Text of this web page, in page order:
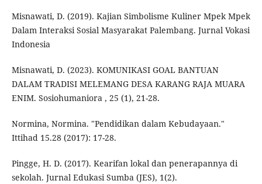
Misnawati, D. (2019). Kajian Simbolisme Kuliner Mpek Mpek
Dalam Interaksi Sosial Masyarakat Palembang. Jurnal Vokasi
Indonesia
Misnawati, D. (2023). KOMUNIKASI GOAL BANTUAN
DALAM TRADISI MELEMANG DESA KARANG RAJA MUARA
ENIM. Sosiohumaniora , 25 (1), 21-28.
Normina, Normina. "Pendidikan dalam Kebudayaan."
Ittihad 15.28 (2017): 17-28.
Pingge, H. D. (2017). Kearifan lokal dan penerapannya di
sekolah. Jurnal Edukasi Sumba (JES), 1(2).